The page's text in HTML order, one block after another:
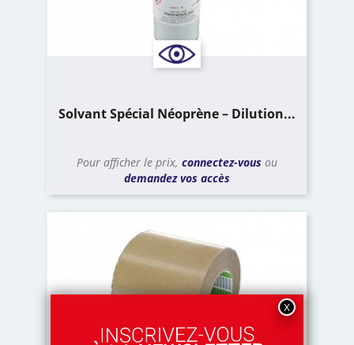
Solvant Spécial Néoprène – Dilution...
Pour afficher le prix, connectez-vous ou
demandez vos accès